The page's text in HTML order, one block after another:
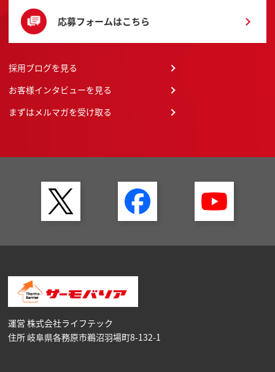
応募フォームはこちら
採用ブログを見る
お客様インタビューを見る
まずはメルマガを受け取る
運営 株式会社ライフテック
住所 岐阜県各務原市鵜沼⽻場町8-132-1